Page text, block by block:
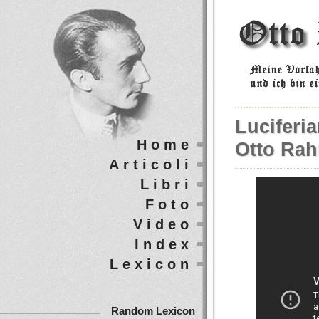
Otto
Home
Articoli
Libri
Foto
Video
Index
Lexicon
Random Lexicon